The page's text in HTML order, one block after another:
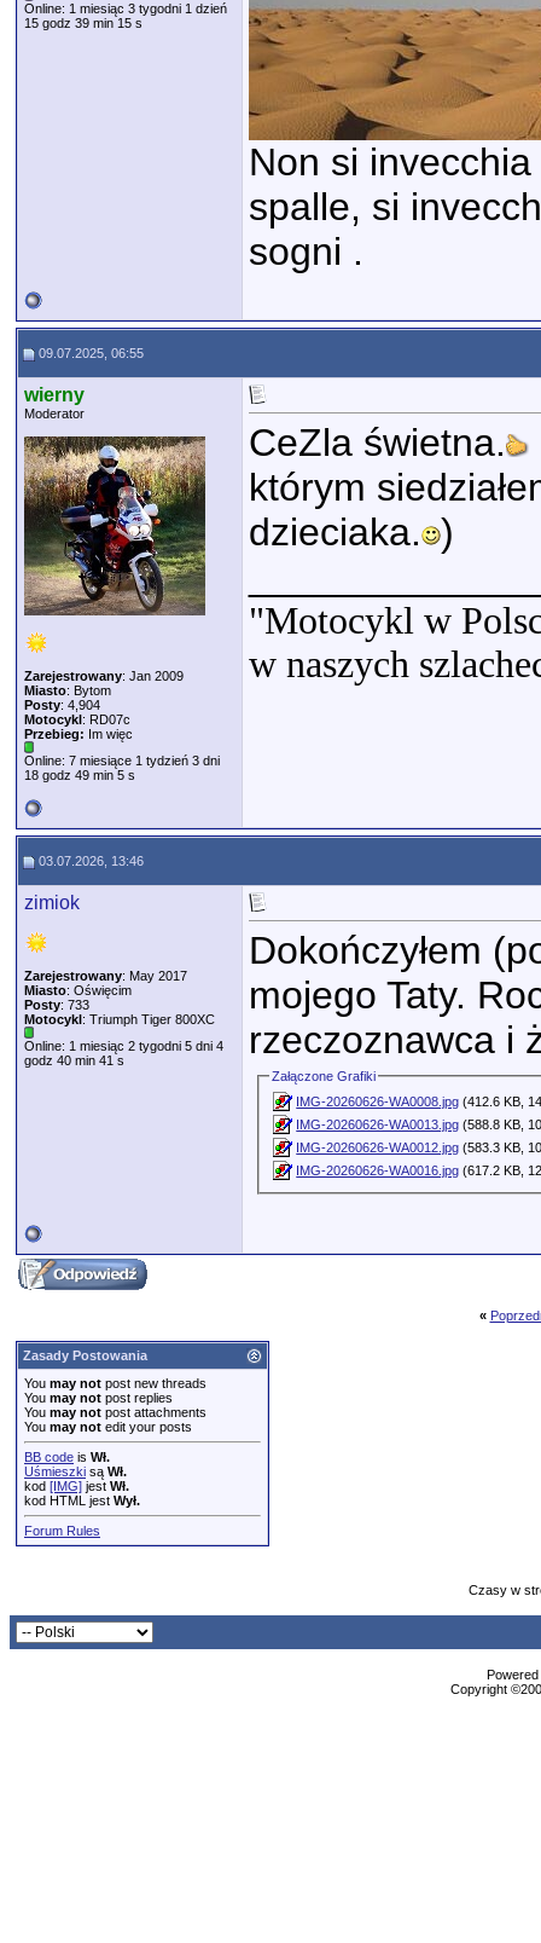
Online: 1 miesiąc 3 tygodni 1 dzień
15 godz 39 min 15 s
Non si
spalle, si
sogni .
09.07.2025, 06:55
wierny
Moderator
Zarejestrowany: Jan 2009
Miasto: Bytom
Posty: 4,904
Motocykl: RD07c
Przebieg: Im więc
Online: 7 miesiące 1 tydzień 3 dni
18 godz 49 min 5 s
CeZla świetna.
którym
dzieciaka. )
"Motocykl w
w naszych
03.07.2026, 13:46
zimiok
Zarejestrowany: May 2017
Miasto: Oświęcim
Posty: 733
Motocykl: Triumph Tiger 800XC
Online: 1 miesiąc 2 tygodni 5 dni 4
godz 40 min 41 s
Dokończyłem
mojego Taty.
rzeczoznawca i
Załączone Grafiki
IMG-20260626-WA0008.jpg (412.6 KB,
IMG-20260626-WA0013.jpg (588.8 KB,
IMG-20260626-WA0012.jpg (583.3 KB,
IMG-20260626-WA0016.jpg (617.2 KB,
«
Zasady Postowania
You may not post new threads
You may not post replies
You may not post attachments
You may not edit your posts
BB code is Wł.
Uśmieszki są Wł.
kod [IMG] jest Wł.
kod HTML jest Wył.
Forum Rules
Czasy w
Copyright